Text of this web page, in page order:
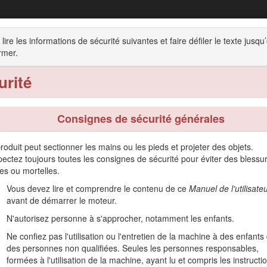
lire les informations de sécurité suivantes et faire défiler le texte
Consignes de sécurité générales
peut sectionner les mains ou les pieds et projeter des objets.
toujours toutes les consignes de sécurité pour éviter des
ou mortelles.
Vous devez lire et comprendre le contenu de ce Manuel de
avant de démarrer le moteur.
N'autorisez personne à s'approcher, notamment les enfants.
Ne confiez pas l'utilisation ou l'entretien de la machine à des enfants
des personnes non qualifiées. Seules les personnes responsables,
formées à l'utilisation de la machine, ayant lu et compris les
autoportée Z Master® Professional
tablier de coupe à éjection latérale TURBO
Utilisation
aux professionnels et aux utilisateurs temporaires. Elle est
L'utilisation de ce produit à d'autres fins que celle
utiliser et entretenir correctement votre produit, et éviter
produit.
de formation à la sécurité et à l'utilisation des produits, pour tout
ou pour enregistrer votre produit.
Toro d'origine ou des renseignements complémentaires,